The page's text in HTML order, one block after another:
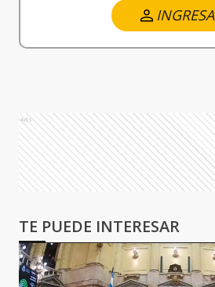
INGRESA
Ads
TE PUEDE INTERESAR